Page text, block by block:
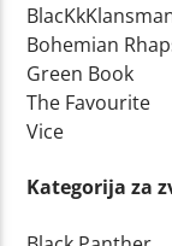
Bohemian
Green Book
The Favourite
Vice
Kategorija za